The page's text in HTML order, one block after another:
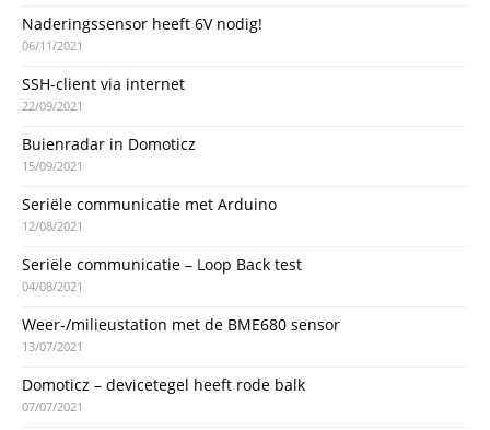
Naderingssensor heeft 6V nodig!
06/11/2021
SSH-client via internet
22/09/2021
Buienradar in Domoticz
15/09/2021
Seriële communicatie met Arduino
12/08/2021
Seriële communicatie – Loop Back test
04/08/2021
Weer-/milieustation met de BME680 sensor
13/07/2021
Domoticz – devicetegel heeft rode balk
07/07/2021